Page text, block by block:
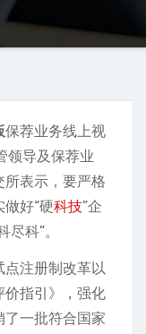
保荐业务线上视
领导及保荐业
表示，要严格
做好“硬科技”企
科”。
点注册制改革以
价指引》，强化
一批符合国家